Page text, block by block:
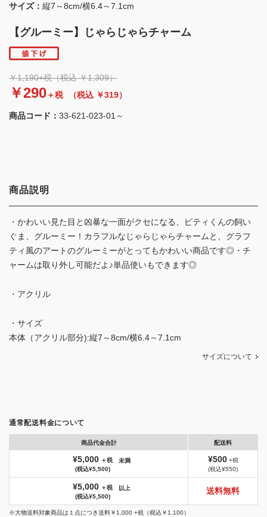
【グルーミー】じゃらじゃらチャーム
￥1,190+税（税込 ￥1,309）
￥290＋税 （税込 ￥319）
商品コード： 33-621-023-01～
サイズ： 縦7～8cm/横6.4～7.1cm
商品説明
・かわいい見た目と凶暴な一面がクセになる、ピティくんの飼い
ぐま、グルーミー！カラフルなじゃらじゃらチャームと、グラフ
ティ風のアートのグルーミーがとってもかわいい商品です◎・チ
ャームは取り外し可能だよ♪単品使いもできます◎
・アクリル
・サイズ
本体（アクリル部分):縦7～8cm/横6.4～7.1cm
サイズについて
通常配送料金について
商品代金合計 配送料
¥5,000 ＋税
(税込¥5,500)
未満 ¥500+税
(税込¥550)
¥5,000 ＋税
(税込¥5,500)
以上 送料無料
※大物送料対象商品は１点につき送料￥1,000 +税（税込￥1,100）